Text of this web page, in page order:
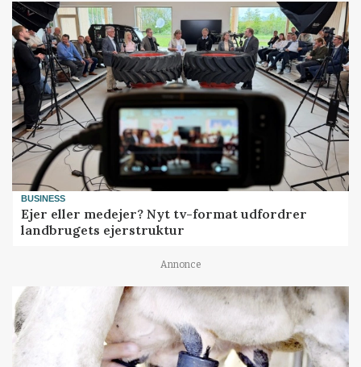
BUSINESS
Ejer eller medejer? Nyt tv-format udfordrer
landbrugets ejerstruktur
Annonce